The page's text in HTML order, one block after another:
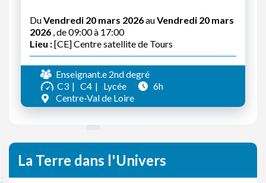
DuVendredi 20 mars 2026auVendredi 20 mars
2026 , de 09:00 à 17:00
Lieu :[CE] Centre satellite de Tours
Enseignant.e 2nd degré
C3
C4 Lycée
6h
Centre-Val de Loire
La Terre dans l'Univers